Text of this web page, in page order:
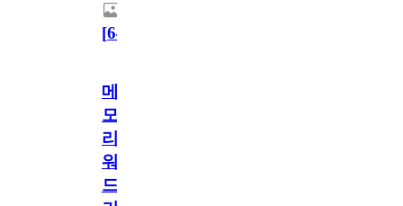
[64
메
모
리
워
드